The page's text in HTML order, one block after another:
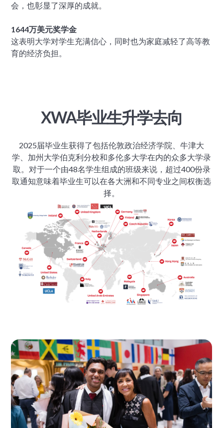
会，也彰显了深厚的成就。
1644万美元奖学金
这表明大学对学生充满信心，同时也为家庭减轻了高等教
育的经济负担。
XWA毕业生升学去向
2025届毕业生获得了包括伦敦政治经济学院、牛津大
学、加州大学伯克利分校和多伦多大学在内的众多大学录
取。对于一个由48名学生组成的班级来说，超过400份录
取通知意味着毕业生可以在各大洲和不同专业之间权衡选
择。